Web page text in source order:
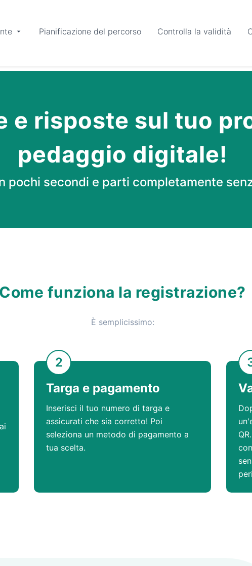
Pianificazione del percorso Controlla la validità
e risposte sul tuo
pedaggio digitale!
pochi secondi e parti completamente
Come funziona la registrazione?
È semplicissimo:
2
Targa e pagamento
Inserisci il tuo numero di targa e
assicurati che sia corretto! Poi
seleziona un metodo di pagamento a
tua scelta.